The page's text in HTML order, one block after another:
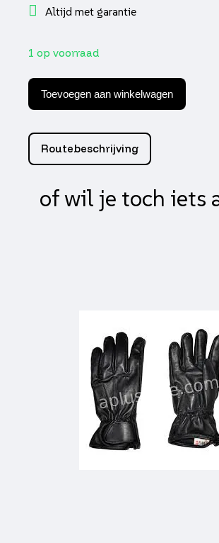
Altijd met garantie
1 op voorraad
vito
moda
zwart
aantal
Toevoegen aan winkelwagen
Routebeschrijving
of wil je toch iets